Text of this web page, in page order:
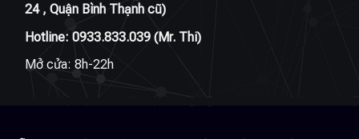
24 , Quận Bình Thạnh cũ)
Hotline: 0933.833.039(Mr. Thi)
Mở cửa: 8h-22h